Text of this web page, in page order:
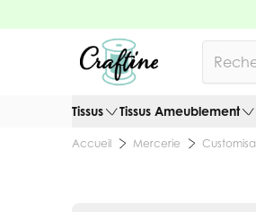
Tissus Tissus Ameublement
Accueil Mercerie